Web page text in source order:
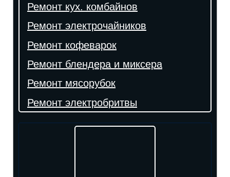
Ремонт кух. комбайнов
Ремонт электрочайников
Ремонт кофеварок
Ремонт блендера и миксера
Ремонт мясорубок
Ремонт электробритвы